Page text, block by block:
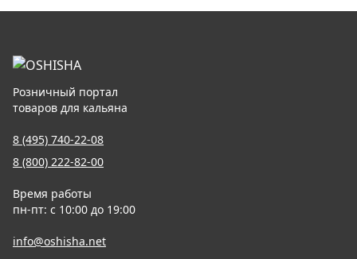
Розничный портал
товаров для кальяна
8 (495) 740-22-08
8 (800) 222-82-00
Время работы
пн-пт: с 10:00 до 19:00
info@oshisha.net